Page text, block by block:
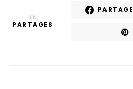
1K
PARTAGES
PARTAGE